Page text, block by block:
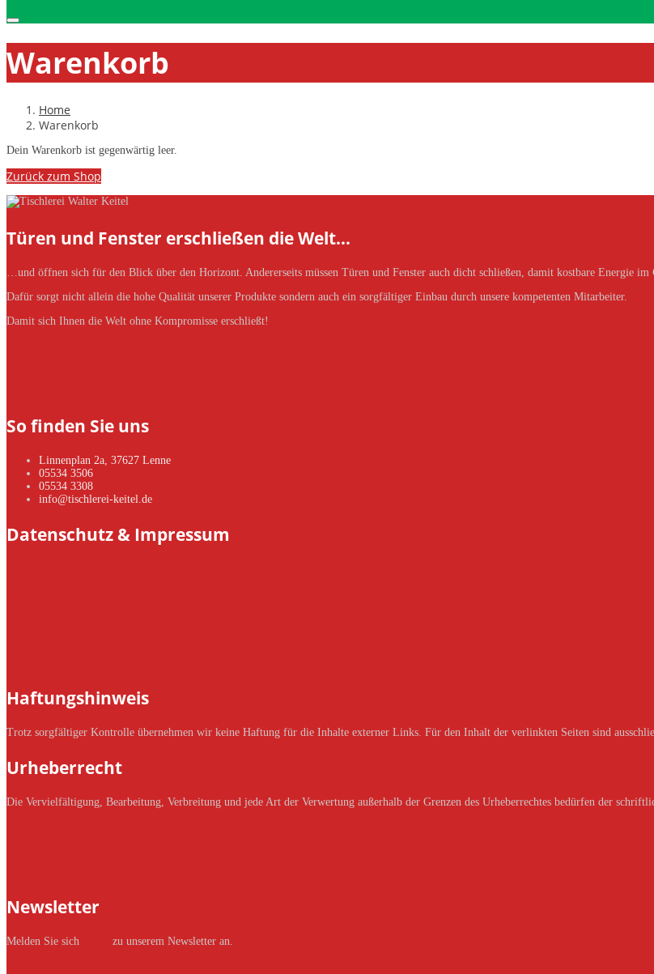
Warenkorb
Home
Warenkorb
Dein Warenkorb ist gegenwärtig leer.
Zurück zum Shop
Türen und Fenster erschließen die Welt…
…und öffnen sich für den Blick über den Horizont. Andererseits müssen Türen und Fenster auch dicht schließen, damit kostbare Energie im
Dafür sorgt nicht allein die hohe Qualität unserer Produkte sondern auch ein sorgfältiger Einbau durch unsere kompetenten Mitarbeiter.
Damit sich Ihnen die Welt ohne Kompromisse erschließt!
So finden Sie uns
Linnenplan 2a, 37627 Lenne
05534 3506
05534 3308
info@tischlerei-keitel.de
Datenschutz & Impressum
Haftungshinweis
Trotz sorgfältiger Kontrolle übernehmen wir keine Haftung für die Inhalte externer Links. Für den Inhalt der verlinkten Seiten sind
Urheberrecht
Die Vervielfältigung, Bearbeitung, Verbreitung und jede Art der Verwertung außerhalb der Grenzen des Urheberrechtes bedürfen der
Newsletter
Melden Sie sich zu unserem Newsletter an.